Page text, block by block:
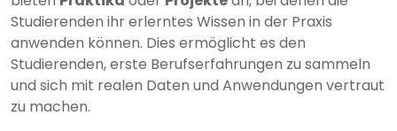
Studierenden ihr erlerntes Wissen in der Praxis
anwenden können. Dies ermöglicht es den
Studierenden, erste Berufserfahrungen zu sammeln
und sich mit realen Daten und Anwendungen vertraut
zu machen.